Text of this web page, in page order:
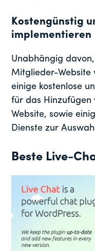
Kostengünstig
implementieren
Unabhängig
Mitglieder-Website
einige kostenlose
für das Hinzufügen
Website, sowie
Dienste zur
Beste Live-